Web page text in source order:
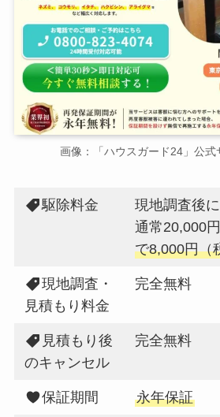
画像：「ハウスガード24」公式
駆除料金
現地調査後
通常20,000
で8,000円（
現地調査・
見積もり料金
完全無料
見積もり後
のキャンセル
完全無料
保証期間 永年保証